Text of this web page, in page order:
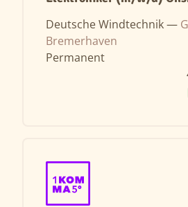
Deutsche Windtechnik —
Bremerhaven
Permanent